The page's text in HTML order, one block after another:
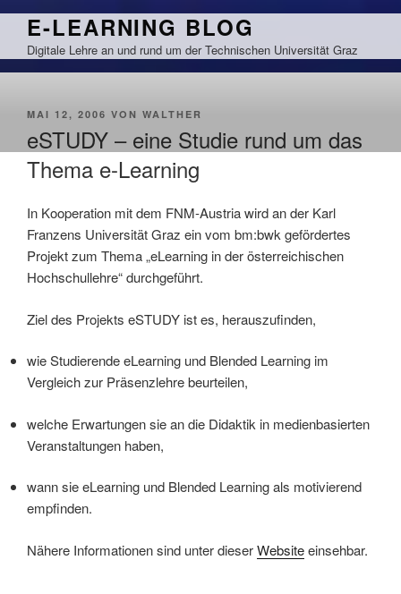
Zum
springen
E-LEARNING BLOG
Digitale Lehre an und rund um der Technischen Universität Graz
VERÖFFENTLICHT
MAI 12, 2006 VON WALTHER
eSTUDY – eine Studie rund um das
Thema e-Learning
In Kooperation mit dem FNM-Austria wird an der Karl
Franzens Universität Graz ein vom bm:bwk gefördertes
Projekt zum Thema „eLearning in der österreichischen
Hochschullehre“ durchgeführt.
Ziel des Projekts eSTUDY ist es, herauszufinden,
wie Studierende eLearning und Blended Learning im
Vergleich zur Präsenzlehre beurteilen,
welche Erwartungen sie an die Didaktik in medienbasierten
Veranstaltungen haben,
wann sie eLearning und Blended Learning als motivierend
empfinden.
Nähere Informationen sind unter dieserWebsiteeinsehbar.